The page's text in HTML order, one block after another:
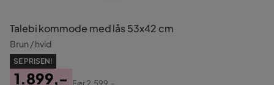
Talebi kommode med lås 53x42 cm
Brun / hvid
SE PRISEN!
1.899,- Før2.599,-